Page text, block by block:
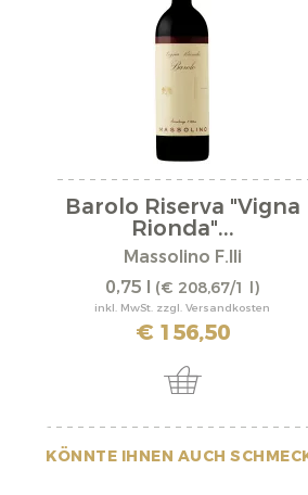
Barolo Riserva "Vigna
Rionda"...
Massolino F.lli
0,75 l (€ 208,67/1 l)
inkl. MwSt. zzgl. Versandkosten
€ 156,50
KÖNNTE IHNEN AUCH